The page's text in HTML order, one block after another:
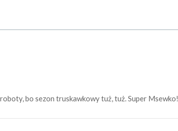
bo sezon truskawkowy tuż, tuż. Super Msewko!